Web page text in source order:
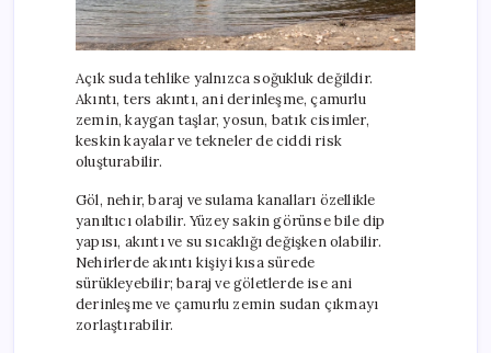
Açık suda tehlike yalnızca soğukluk değildir.
Akıntı, ters akıntı, ani derinleşme, çamurlu
zemin, kaygan taşlar, yosun, batık cisimler,
keskin kayalar ve tekneler de ciddi risk
oluşturabilir.
Göl, nehir, baraj ve sulama kanalları özellikle
yanıltıcı olabilir. Yüzey sakin görünse bile dip
yapısı, akıntı ve su sıcaklığı değişken olabilir.
Nehirlerde akıntı kişiyi kısa sürede
sürükleyebilir; baraj ve göletlerde ise ani
derinleşme ve çamurlu zemin sudan çıkmayı
zorlaştırabilir.